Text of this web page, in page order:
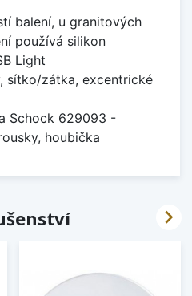
balení, u granitových
používá silikon
Light
sítko/zátka, excentrické
Schock 629093 -
houbička
